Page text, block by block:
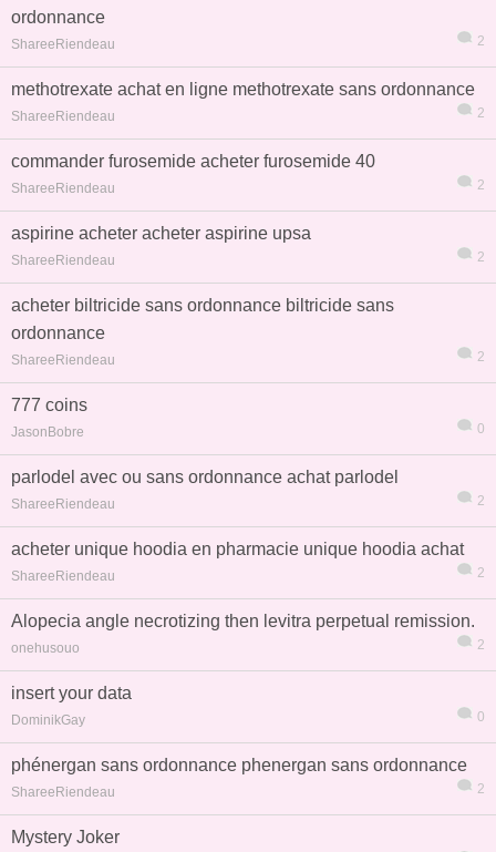
ordonnance
ShareeRiendeau 2
methotrexate achat en ligne methotrexate sans ordonnance
ShareeRiendeau 2
commander furosemide acheter furosemide 40
ShareeRiendeau 2
aspirine acheter acheter aspirine upsa
ShareeRiendeau 2
acheter biltricide sans ordonnance biltricide sans
ordonnance
ShareeRiendeau 2
777 coins
JasonBobre 0
parlodel avec ou sans ordonnance achat parlodel
ShareeRiendeau 2
acheter unique hoodia en pharmacie unique hoodia achat
ShareeRiendeau 2
Alopecia angle necrotizing then levitra perpetual remission.
onehusouo 2
insert your data
DominikGay 0
phénergan sans ordonnance phenergan sans ordonnance
ShareeRiendeau 2
Mystery Joker